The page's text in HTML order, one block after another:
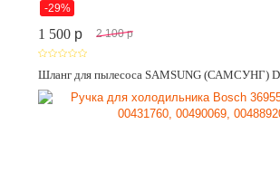
-29%
1 500 p 2 100 p
Шланг для пылесоса SAMSUNG (САМСУНГ)